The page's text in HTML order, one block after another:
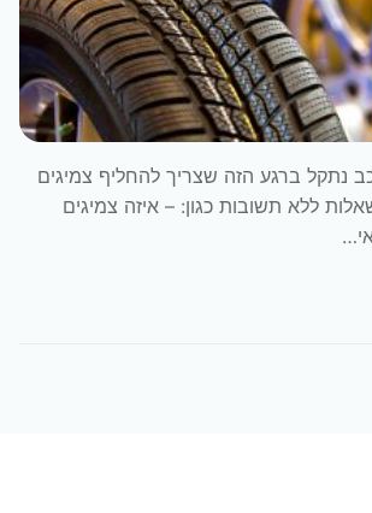
נתקל ברגע הזה שצריך להחליף צמיגים
ללא תשובות כגון: – איזה צמיגים